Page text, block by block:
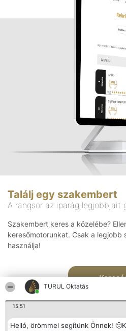
TURUL Oktatás
15:51
Helló, örömmel segítünk Önnek!
Találj egy szakembert
A rangsor az iparág legjobbjait
Szakembert keres a közelébe?
keresőmotorunkat. Csak a legjobb
használja!